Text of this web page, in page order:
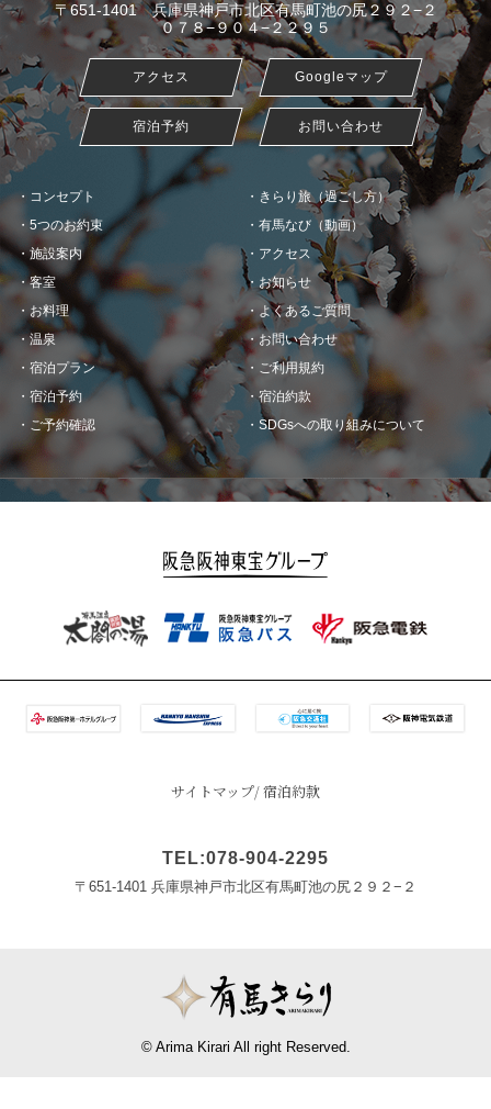
〒651-1401 兵庫県神戸市北区有馬町池の尻２９２−２
０７８−９０４−２２９５
アクセス Googleマップ
宿泊予約 お問い合わせ
コンセプト
5つのお約束
施設案内
客室
お料理
温泉
きらり旅（過ごし方）
有馬なび（動画）
アクセス
お知らせ
宿泊プラン
宿泊予約
ご予約確認
よくあるご質問
お問い合わせ
ご利用規約
宿泊約款
SDGsへの取り組みについて
サイトマップ 宿泊約款
TEL:078-904-2295
〒651-1401 兵庫県神戸市北区有馬町池の尻２９２−２
© Arima Kirari All right Reserved.